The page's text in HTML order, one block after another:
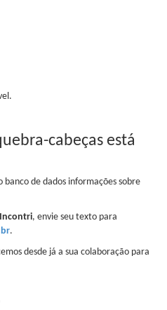
cabeças está
de dados informações sobre
, envie seu texto para
.
desde já a sua colaboração para